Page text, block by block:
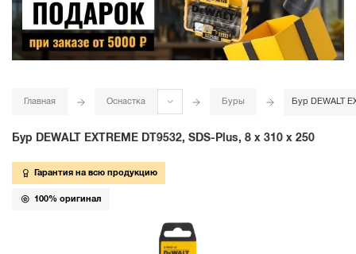
Главная Оснастка Буры Бур DEWALT
Бур DEWALT EXTREME DT9532, SDS-Plus, 8 x 310 x 250
Гарантия на всю продукцию
100% оригинал